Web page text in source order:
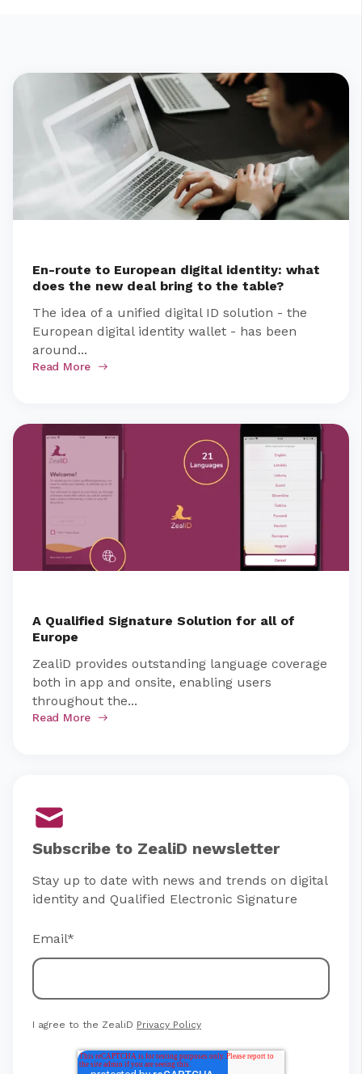
En-route to European digital identity: what
does the new deal bring to the table?
The idea of a unified digital ID solution - the
European digital identity wallet - has been
around...
Read More
A Qualified Signature Solution for all of
Europe
ZealiD provides outstanding language coverage
both in app and onsite, enabling users
throughout the...
Read More
Subscribe to ZealiD newsletter
Stay up to date with news and trends on digital
identity and Qualified Electronic Signature
Email*
I agree to the ZealiD Privacy Policy